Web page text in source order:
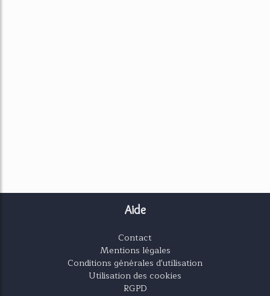
Aide
Contact
Mentions légales
Conditions générales d'utilisation
Utilisation des cookies
RGPD